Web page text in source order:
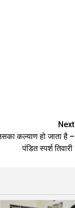
Next
कल्याण हो जाता है –
पंडित स्पर्श तिवारी